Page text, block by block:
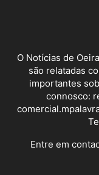
O Notícias de
são relatadas
importantes
connosco:
Entre em